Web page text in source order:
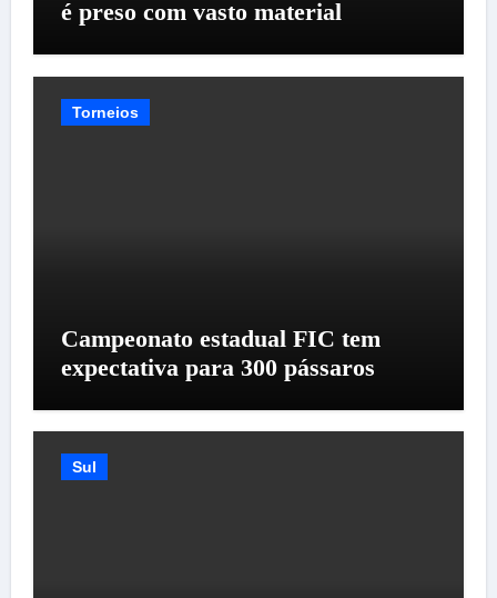
é preso com vasto material
Torneios
Campeonato estadual FIC tem
expectativa para 300 pássaros
Sul